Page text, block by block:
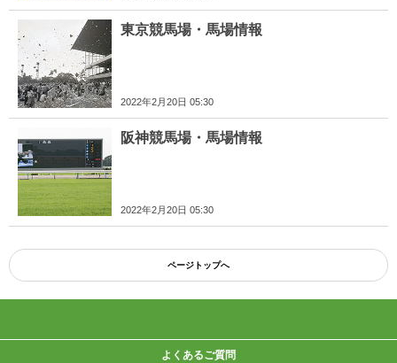
東京競馬場・馬場情報
2022年2月20日 05:30
阪神競馬場・馬場情報
2022年2月20日 05:30
ページトップへ
よくあるご質問